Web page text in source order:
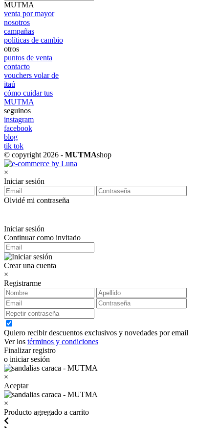
MUTMA
venta por mayor
nosotros
campañas
políticas de cambio
otros
puntos de venta
contacto
vouchers volar de
itaú
cómo cuidar tus
MUTMA
seguinos
instagram
facebook
blog
tik tok
© copyright 2026 - MUTMAshop
×
Iniciar sesión
Olvidé mi contraseña
Iniciar sesión
Continuar como invitado
Crear una cuenta
×
Registrarme
Quiero recibir descuentos exclusivos y novedades por email
Ver los términos y condiciones
Finalizar registro
o iniciar sesión
×
Aceptar
×
Producto agregado a carrito